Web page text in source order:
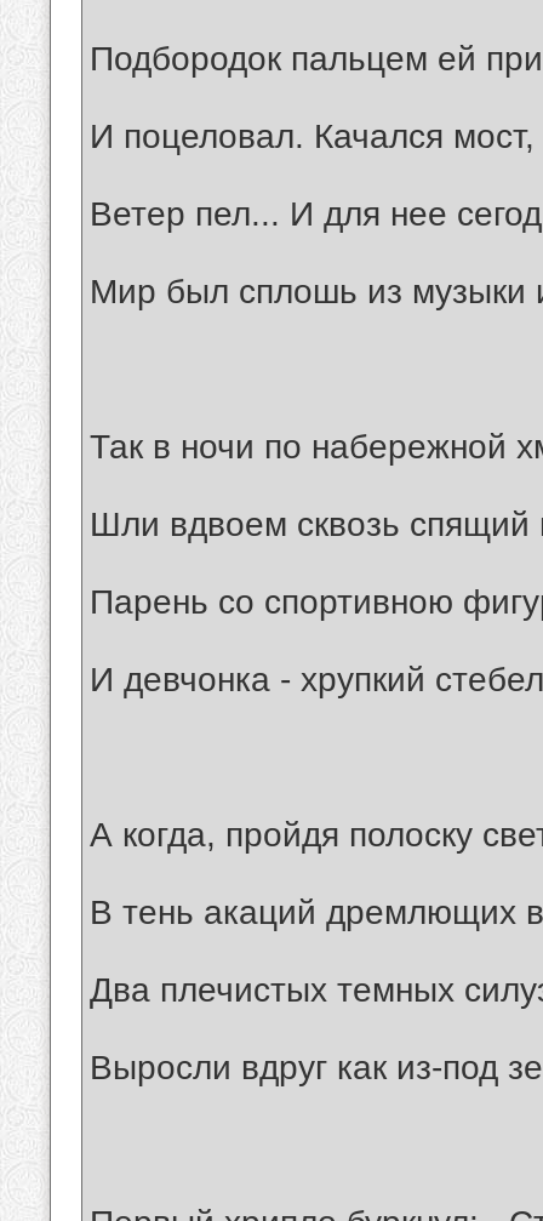
Подбородок пальцем ей
И поцеловал. Качался мост,
Ветер пел... И для нее
Мир был сплошь из музыки
Так в ночи по набережной
Шли вдвоем сквозь спящий
Парень со спортивною
И девчонка - хрупкий
А когда, пройдя полоску
В тень акаций дремлющих
Два плечистых темных
Выросли вдруг как из-под